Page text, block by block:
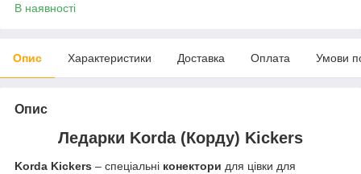
В наявності
Опис Характеристики Доставка Оплата Умови
Опис
Ледарки Korda (Корду) Kickers
Korda Kickers – спеціальні конектори для цівки для